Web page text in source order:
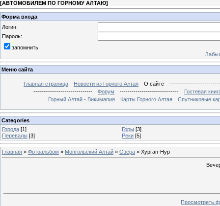
[АВТОМОБИЛЕМ ПО ГОРНОМУ АЛТАЮ]
Форма входа
Логин:
Пароль:
запомнить
Меню сайта
Главная страница Новости из Горного Алтая О сайте
------------------------------
Форум ------------------------------
Гостевая
Горный Алтай - Викимапия
Карты Горного Алтая Спутниковые
Categories
Города [1] Горы [3]
Перевалы [3] Реки [5]
Главная » Фотоальбом » Монгольский Алтай » Озёра » Хурган-Нур
Просмотреть